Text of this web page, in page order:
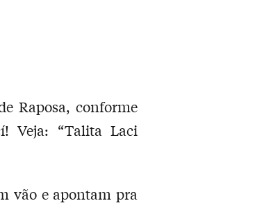
Raposa, conforme
Veja: “Talita Laci
vão e apontam pra